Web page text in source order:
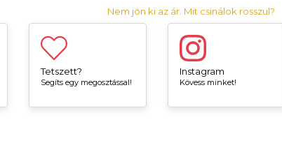
Nem jön ki az ár. Mit csinálok rosszul?
Tetszett?
Segíts egy megosztással!
Instagram
Kövess minket!